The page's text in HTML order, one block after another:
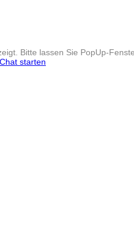
Bitte lassen Sie PopUp-
Chat starten